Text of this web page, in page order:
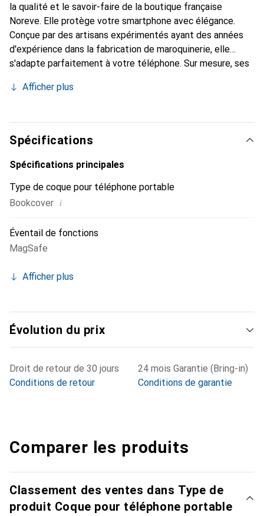
la qualité et le savoir-faire de la boutique française
Noreve. Elle protège votre smartphone avec élégance.
Conçue par des artisans expérimentés ayant des années
d'expérience dans la fabrication de maroquinerie, elle
s'adapte parfaitement à votre téléphone. Sur mesure, ses
devient l'accessoire chic et indispensable pour votre
internationalement pour ses produits de haute qualité et
constitue un choix fiable pour une clientèle exigeante.
Afficher plus
Spécifications
Spécifications principales
Type de coque pour téléphone portable
Bookcover i
Éventail de fonctions
MagSafe
Afficher plus
Évolution du prix
Droit de retour de 30 jours
Conditions de retour
24 mois Garantie (Bring-in)
Conditions de garantie
Comparer les produits
Classement des ventes dans Type de
produit Coque pour téléphone portable